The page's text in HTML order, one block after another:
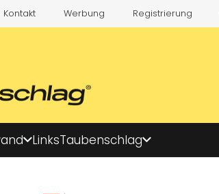
Kontakt Werbung Registrierung
LinksTaubenschlag